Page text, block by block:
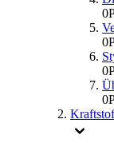
0
0
0
0